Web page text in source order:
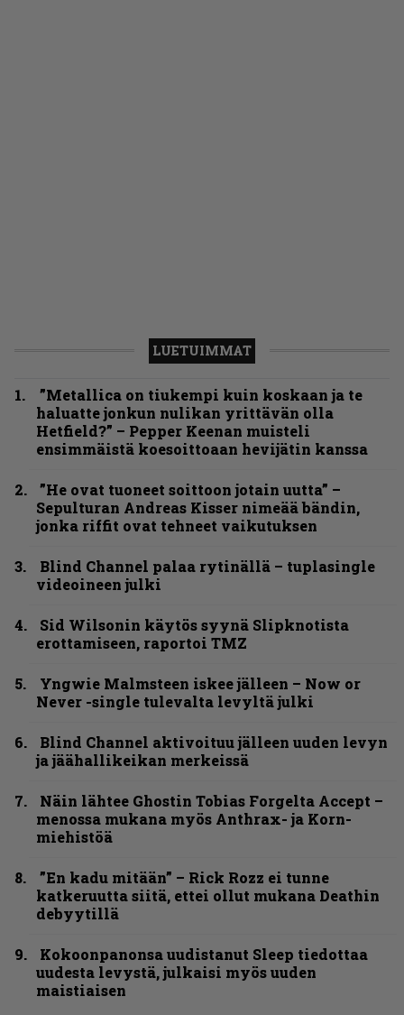
LUETUIMMAT
”Metallica on tiukempi kuin koskaan ja te
haluatte jonkun nulikan yrittävän olla
Hetfield?” – Pepper Keenan muisteli
ensimmäistä koesoittoaan hevijätin kanssa
”He ovat tuoneet soittoon jotain uutta” –
Sepulturan Andreas Kisser nimeää bändin,
jonka riffit ovat tehneet vaikutuksen
Blind Channel palaa rytinällä – tuplasingle
videoineen julki
Sid Wilsonin käytös syynä Slipknotista
erottamiseen, raportoi TMZ
Yngwie Malmsteen iskee jälleen – Now or
Never -single tulevalta levyltä julki
Blind Channel aktivoituu jälleen uuden levyn
ja jäähallikeikan merkeissä
Näin lähtee Ghostin Tobias Forgelta Accept –
menossa mukana myös Anthrax- ja Korn-
miehistöä
”En kadu mitään” – Rick Rozz ei tunne
katkeruutta siitä, ettei ollut mukana Deathin
debyytillä
Kokoonpanonsa uudistanut Sleep tiedottaa
uudesta levystä, julkaisi myös uuden
maistiaisen